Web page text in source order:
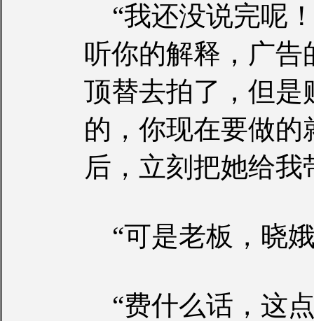
“我还没说完呢
听你的解释，广
顶替去拍了，但是
的，你现在要做
后，立刻把她给
“可是老板，晓
“费什么话，这